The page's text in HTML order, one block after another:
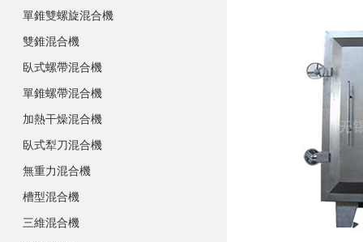
單錐雙螺旋混合機
雙錐混合機
臥式螺帶混合機
單錐螺帶混合機
加熱干燥混合機
臥式犁刀混合機
無重力混合機
槽型混合機
三維混合機